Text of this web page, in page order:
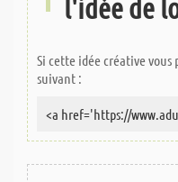
l'idée de
Si cette idée créative
suivant :